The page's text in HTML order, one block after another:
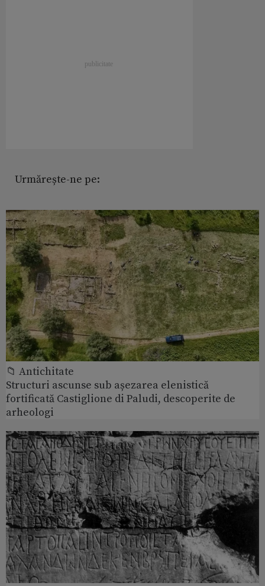
Urmărește-ne pe:
📁 Antichitate
Structuri ascunse sub așezarea elenistică
fortificată Castiglione di Paludi, descoperite de
arheologi